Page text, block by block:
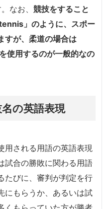
なお、 競技をすること
」のように、スポー
すが、柔道の場合は
使用するのが一般的なの
の英語表現
用される用語の英語表現
試合の勝敗に関わる用語
たびに、審判が判定を行
にもらうか、あるいは試